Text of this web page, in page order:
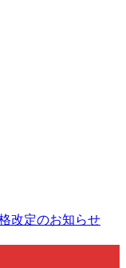
改定のお知らせ